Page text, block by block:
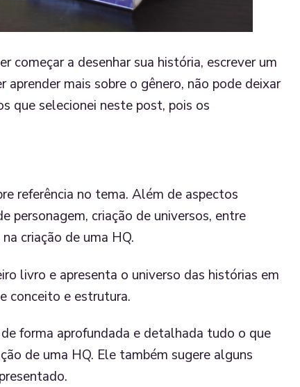
começar a desenhar sua história, escrever um
aprender mais sobre o gênero, não pode deixar
que selecionei neste post, pois os
referência no tema. Além de aspectos
personagem, criação de universos, entre
criação de uma HQ.
livro e apresenta o universo das histórias em
conceito e estrutura.
forma aprofundada e detalhada tudo o que
de uma HQ. Ele também sugere alguns